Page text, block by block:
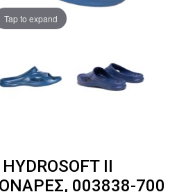
Tap to expand
II
003838-700